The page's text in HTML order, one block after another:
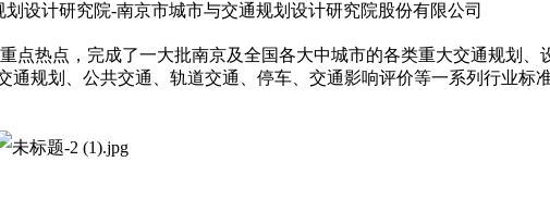
热点，完成了一大批南京及全国各大中城市的各类重大交通规划、
规划、公共交通、轨道交通、停车、交通影响评价等一系列行业标